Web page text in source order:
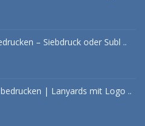
– Siebdruck oder Subl ..
| Lanyards mit Logo ..